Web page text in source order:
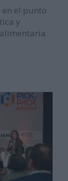
en el punto
y